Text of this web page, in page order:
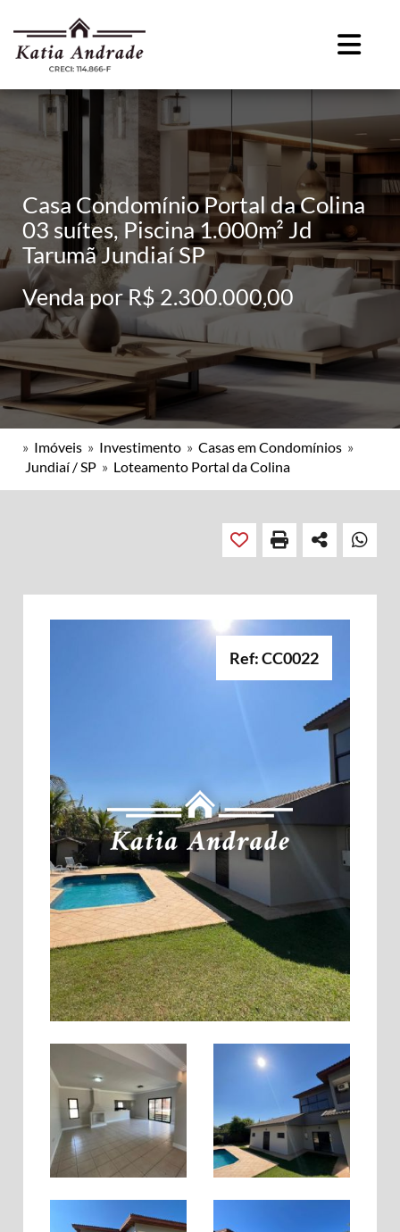
Casa Condomínio Portal da Colina
03 suítes, Piscina 1.000m² Jd
Tarumã Jundiaí SP
Venda por R$ 2.300.000,00
» Imóveis » Investimento » Casas em Condomínios »
Jundiaí / SP » Loteamento Portal da Colina
Ref: CC0022